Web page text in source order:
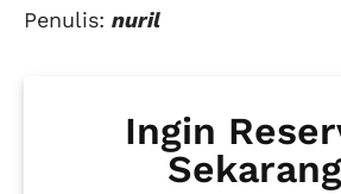
Penulis: nuril
Ingin